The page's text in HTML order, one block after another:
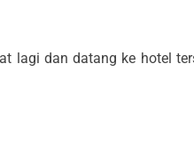
lagi dan datang ke hotel